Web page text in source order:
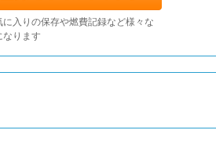
に入りの保存や燃費記録など様々な
なります